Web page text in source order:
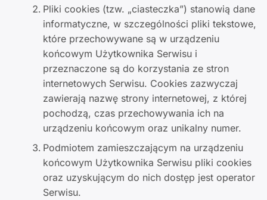
Pliki cookies (tzw. „ciasteczka”) stanowią dane
informatyczne, w szczególności pliki tekstowe,
które przechowywane są w urządzeniu
końcowym Użytkownika Serwisu i
przeznaczone są do korzystania ze stron
internetowych Serwisu. Cookies zazwyczaj
zawierają nazwę strony internetowej, z której
pochodzą, czas przechowywania ich na
urządzeniu końcowym oraz unikalny numer.
Podmiotem zamieszczającym na urządzeniu
końcowym Użytkownika Serwisu pliki cookies
oraz uzyskującym do nich dostęp jest operator
Serwisu.